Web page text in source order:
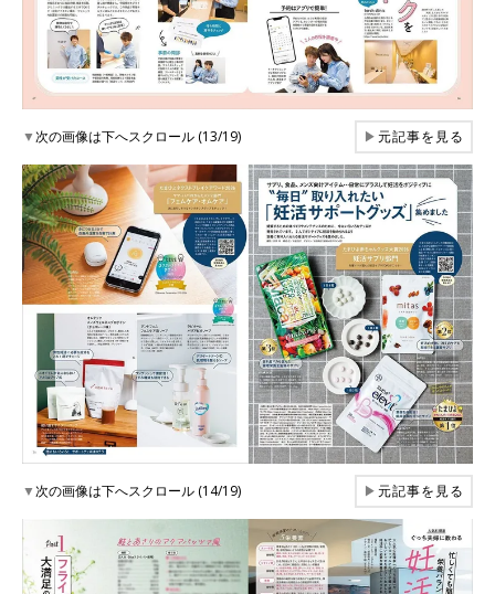
▼次の画像は下へスクロール (13/19) ▶元記事を見る
▼次の画像は下へスクロール (14/19) ▶元記事を見る